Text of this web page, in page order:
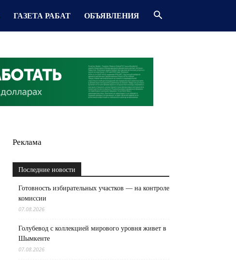
ГАЗЕТА РАБАТ ОБЪЯВЛЕНИЯ
Реклама
Последние новости
Готовность избирательных участков — на контроле
комиссии
07.08.2026
Голубевод с коллекцией мирового уровня живет в
Шымкенте
07.08.2026